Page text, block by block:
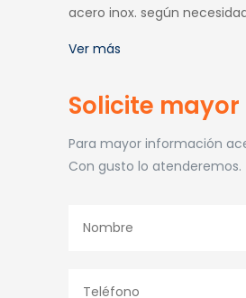
acero inox. según
Ver más
Solicite
Para mayor información
Con gusto lo atenderemos.